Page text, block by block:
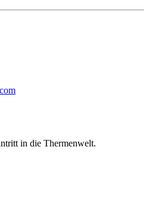
in die Thermenwelt.